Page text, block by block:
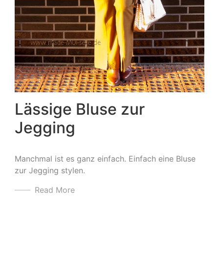
Lässige Bluse zur
Jegging
Manchmal ist es ganz einfach. Einfach eine Bluse
zur Jegging stylen.
Read More